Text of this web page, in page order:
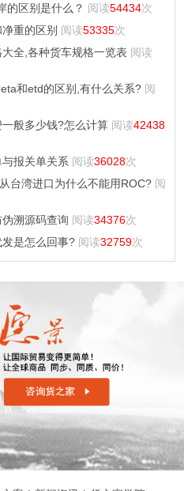
的区别是什么？ 阅读54434次
重的区别 阅读53335次
全,各种货车规格一览表 阅读
和etd的区别,有什么关系?阅
般多少钱?怎么计算阅读42438
报关单关系 阅读36028次
台湾进口为什么不能用ROC?阅
溯源码查询 阅读34376次
是怎么回事?阅读32759次